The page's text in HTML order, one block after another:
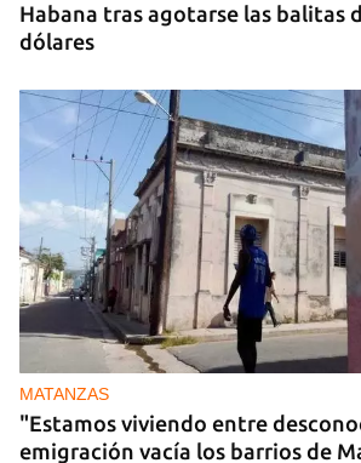
Habana tras agotarse las balitas
dólares
MATANZAS
"Estamos viviendo entre
emigración vacía los barrios de